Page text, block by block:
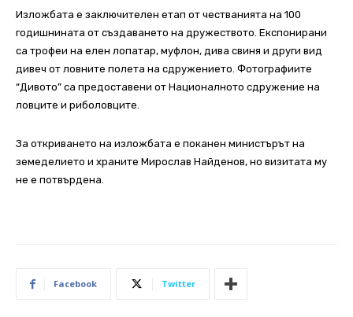
Изложбата е заключителен етап от честванията на 100
годишнината от създаването на дружеството. Експонирани
са трофеи на елен лопатар, муфлон, дива свиня и други вид
дивеч от ловните полета на сдружението. Фотографиите
“Дивото” са предоставени от Националното сдружение на
ловците и риболовците.
За откриването на изложбата е поканен министърът на
земеделието и храните Мирослав Найденов, но визитата му
не е потвърдена.
Facebook Twitter